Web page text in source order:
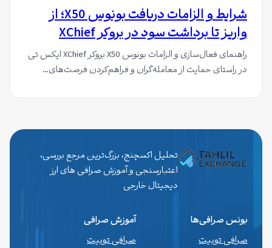
شرایط و الزامات دریافت بونوس X50؛ از
واریز تا برداشت سود در بروکر XChief
راهنمای فعال‌سازی و الزامات بونوس X50 بروکر XChief ایکس تی
در راستای حمایت از معامله‌گران و فراهم‌کردن فرصت‌های…
تحلیل اکسچنج، بزرگ‌ترین مرجع بررسی،
اعتبارسنجی و آموزش صرافی های ارز
دیجیتال خارجی
بونس صرافی‌ها
صرافی توبیت
آموزش صرافی
صرافی توبیت